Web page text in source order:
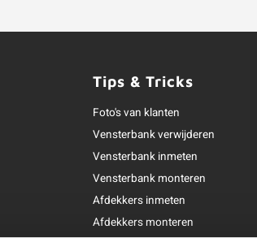
Tips & Tricks
Foto's van klanten
Vensterbank verwijderen
Vensterbank inmeten
Vensterbank monteren
Afdekkers inmeten
Afdekkers monteren